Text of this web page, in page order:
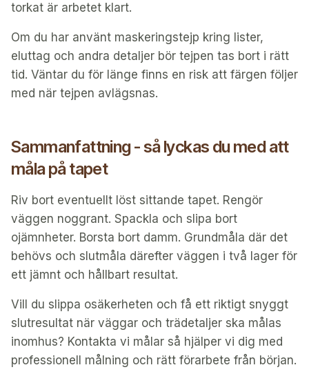
torkat är arbetet klart.
Om du har använt maskeringstejp kring lister,
eluttag och andra detaljer bör tejpen tas bort i rätt
tid. Väntar du för länge finns en risk att färgen följer
med när tejpen avlägsnas.
Sammanfattning - så lyckas du med att
måla på tapet
Riv bort eventuellt löst sittande tapet. Rengör
väggen noggrant. Spackla och slipa bort
ojämnheter. Borsta bort damm. Grundmåla där det
behövs och slutmåla därefter väggen i två lager för
ett jämnt och hållbart resultat.
Vill du slippa osäkerheten och få ett riktigt snyggt
slutresultat när väggar och trädetaljer ska målas
inomhus? Kontakta vi målar så hjälper vi dig med
professionell målning och rätt förarbete från början.